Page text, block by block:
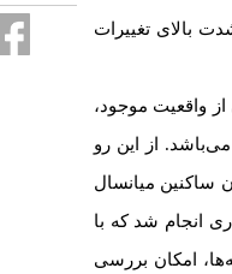
بالای تغییرات
واقعیت موجود،
از این رو
ساکنین میانسال
پدیدارنگاری انجام شد که با
امکان بررسی